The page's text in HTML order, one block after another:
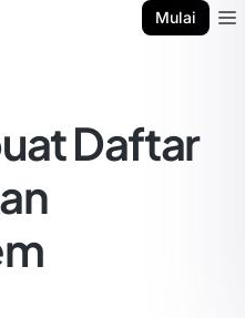
Mulai
Daftar